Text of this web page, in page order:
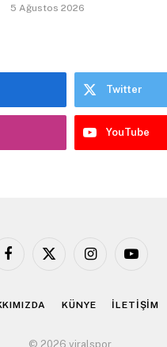
5 Ağustos 2026
Twitter
YouTube
Facebook
X
InstagramYouTube
KÜNYE İLETİŞİM
© 2026 viralspor